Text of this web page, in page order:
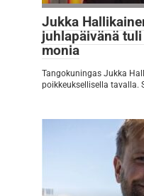
Jukka
juhlapäivänä
monia
Tangokuningas Jukka
poikkeuksellisella tavalla.